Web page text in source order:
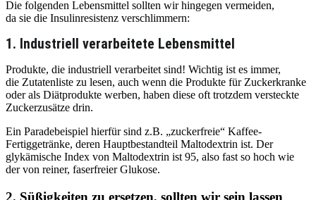
Die folgenden Lebensmittel sollten wir hingegen vermeiden,
da sie die Insulinresistenz verschlimmern:
1. Industriell verarbeitete Lebensmittel
Produkte, die industriell verarbeitet sind! Wichtig ist es immer,
die Zutatenliste zu lesen, auch wenn die Produkte für Zuckerkranke
oder als Diätprodukte werben, haben diese oft trotzdem versteckte
Zuckerzusätze drin.
Ein Paradebeispiel hierfür sind z.B. „zuckerfreie“ Kaffee-
Fertiggetränke, deren Hauptbestandteil Maltodextrin ist. Der
glykämische Index von Maltodextrin ist 95, also fast so hoch wie
der von reiner, faserfreier Glukose.
2. Süßigkeiten zu ersetzen, sollten wir sein lassen